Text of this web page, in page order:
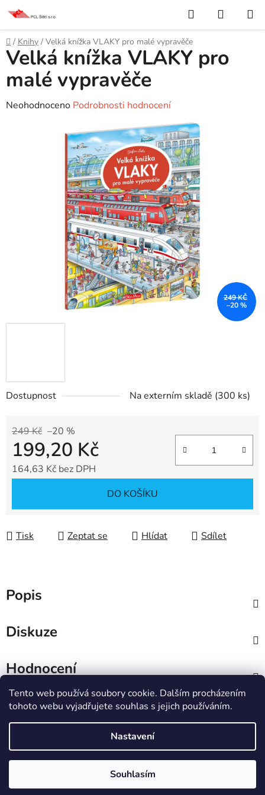
Tento web používá soubory cookie. Dalším procházením
tohoto webu vyjadřujete souhlas s jejich používáním.
Nastavení
Souhlasím
Přejít
obsah
Hledat
KOŠÍK
Domů
/ Knihy / Velká knížka VLAKY pro malé vypravěče
Dostupnost Na externím skladě (300 ks)
249 Kč –20 %
199,20 Kč
164,63 Kč bez DPH
DO KOŠÍKU
Tisk Zeptat se Hlídat Sdílet
Velká knížka VLAKY pro
malé vypravěče
Průměrné
Neohodnoceno Podrobnosti hodnocení
249 KČ
–20 %
Popis
Diskuze
Hodnocení
IT e-shop
Vytvořil Shoptet
PCL Štětí s.r.o.
vyhrazena.